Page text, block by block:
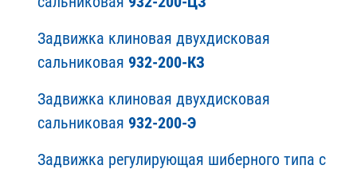
Задвижка клиновая двухдисковая
сальниковая 932-200-КЗ
Задвижка клиновая двухдисковая
сальниковая 932-200-Э
Задвижка регулирующая шиберного типа с